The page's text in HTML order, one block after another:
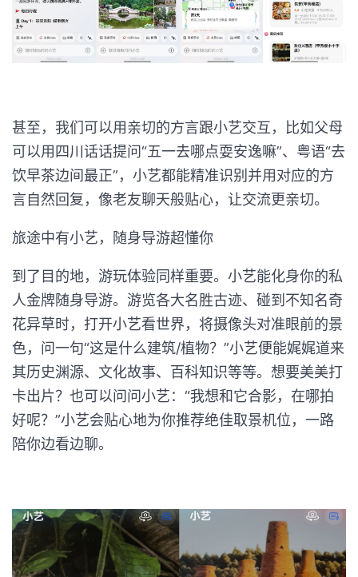
甚至，我们可以用亲切的方言跟小艺交互，比如父母
可以用四川话话提问“五一去哪点耍安逸嘛”、粤语“去
饮早茶边间最正”，小艺都能精准识别并用对应的方
言自然回复，像老友聊天般贴心，让交流更亲切。
旅途中有小艺，随身导游超懂你
到了目的地，游玩体验同样重要。小艺能化身你的私
人金牌随身导游。游览各大名胜古迹、碰到不知名奇
花异草时，打开小艺看世界，将摄像头对准眼前的景
色，问一句“这是什么建筑/植物？”小艺便能娓娓道来
其历史渊源、文化故事、百科知识等等。想要美美打
卡出片？也可以问问小艺：“我想和它合影，在哪拍
好呢？”小艺会贴心地为你推荐绝佳取景机位，一路
陪你边看边聊。